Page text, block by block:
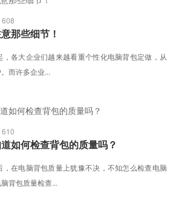
608
那些细节！
各大企业们越来越看重个性化电脑背包定做，从
而许多企业...
610
如何检查背包的质量吗？
在电脑背包质量上犹豫不决，不知怎么检查电脑
背包质量检查...